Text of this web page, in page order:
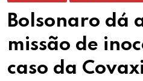
Bolsonaro dá
missão de
caso da